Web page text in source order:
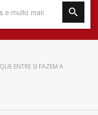
ENTRE SI FAZEM A